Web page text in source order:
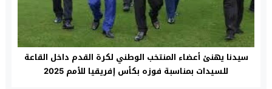
سيدنا يهنئ أعضاء المنتخب الوطني لكرة القدم داخل القاعة
للسیدات بمناسبة فوزه بكأس إفریقیا للأمم 2025